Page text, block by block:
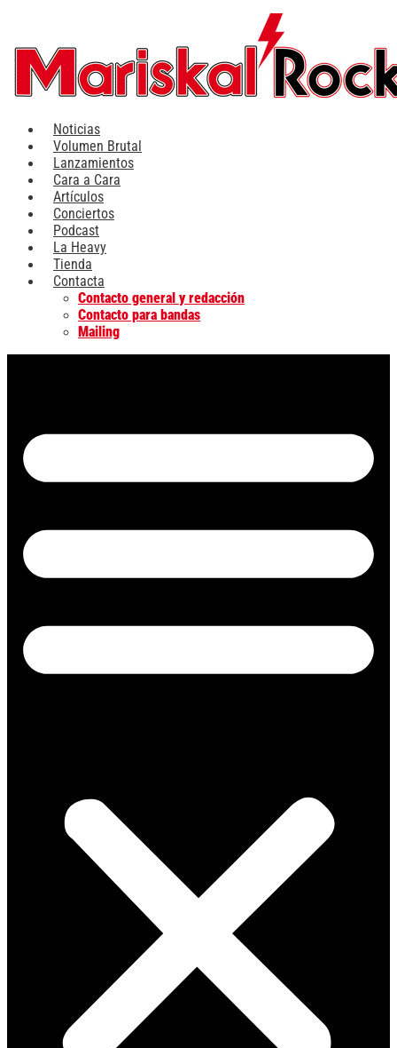
contenido
Noticias
Volumen Brutal
Lanzamientos
Cara a Cara
Artículos
Conciertos
Podcast
La Heavy
Tienda
Contacta
Contacto general y redacción
Contacto para bandas
Mailing